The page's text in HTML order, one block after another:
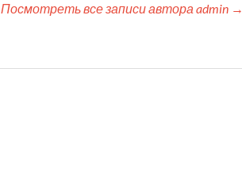
Посмотреть все записи автора admin →